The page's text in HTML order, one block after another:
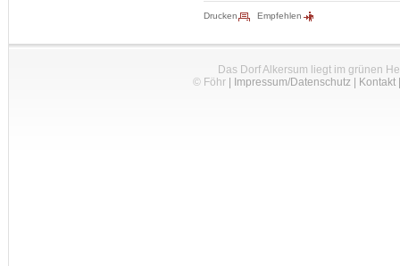
Drucken Empfehlen
Das Dorf Alkersum liegt im grünen
© Föhr| Impressum/Datenschutz| Kontakt